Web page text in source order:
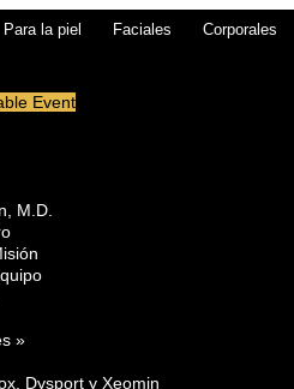
Para la piel Faciales Corporales
Event
M.D.
»
Dysport y Xeomin